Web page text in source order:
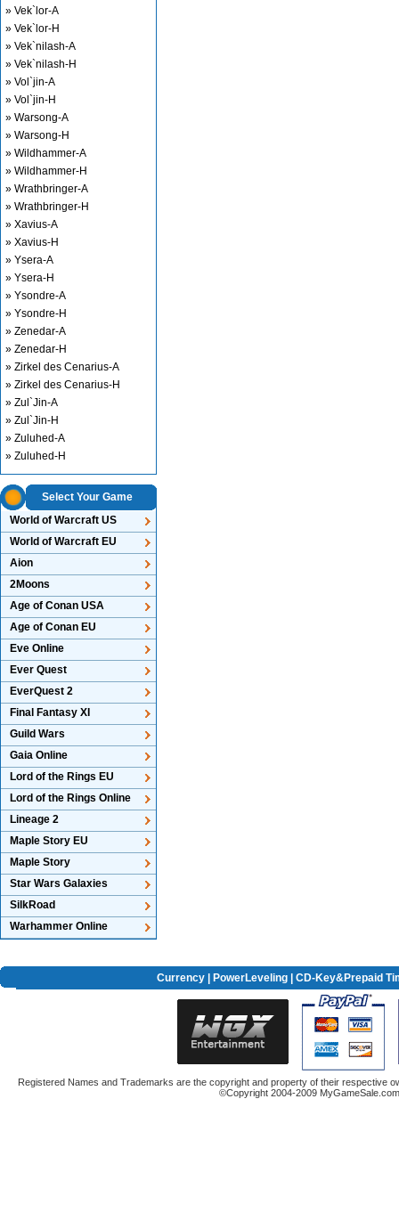
» Vek`lor-A
» Vek`lor-H
» Vek`nilash-A
» Vek`nilash-H
» Vol`jin-A
» Vol`jin-H
» Warsong-A
» Warsong-H
» Wildhammer-A
» Wildhammer-H
» Wrathbringer-A
» Wrathbringer-H
» Xavius-A
» Xavius-H
» Ysera-A
» Ysera-H
» Ysondre-A
» Ysondre-H
» Zenedar-A
» Zenedar-H
» Zirkel des Cenarius-A
» Zirkel des Cenarius-H
» Zul`Jin-A
» Zul`Jin-H
» Zuluhed-A
» Zuluhed-H
Select Your Game
World of Warcraft US
World of Warcraft EU
Aion
2Moons
Age of Conan USA
Age of Conan EU
Eve Online
Ever Quest
EverQuest 2
Final Fantasy XI
Guild Wars
Gaia Online
Lord of the Rings EU
Lord of the Rings Online
Lineage 2
Maple Story EU
Maple Story
Star Wars Galaxies
SilkRoad
Warhammer Online
Currency| PowerLeveling| CD-Key&Prepaid
Registered Names and Trademarks are the copyright and property of their respective
©Copyright 2004-2009